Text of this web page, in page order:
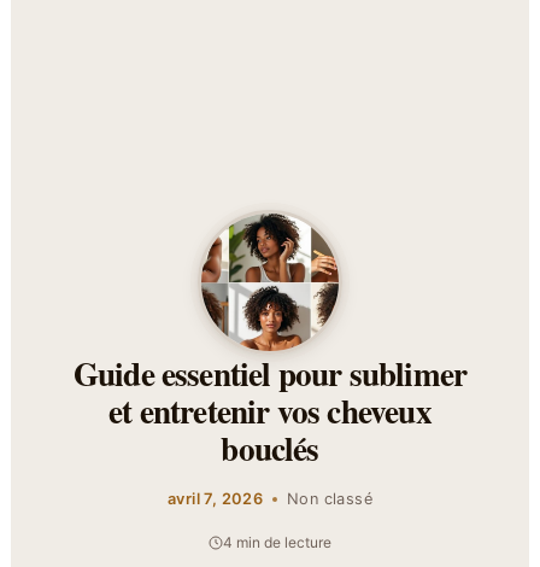
Guide essentiel pour sublimer
et entretenir vos cheveux
bouclés
avril 7, 2026 Non classé
4 min de lecture